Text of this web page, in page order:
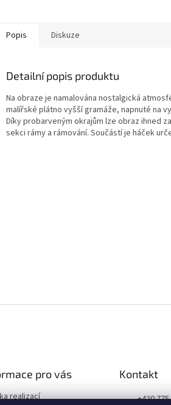
Popis Diskuze
Detailní popis produktu
Na obraze je namalována nostalgická
malířské plátno vyšší gramáže, napnuté na
Díky probarveným okrajům lze obraz ihned
sekci rámy a rámování. Součástí je háček
pro vás
realizací
Kontakt
+420